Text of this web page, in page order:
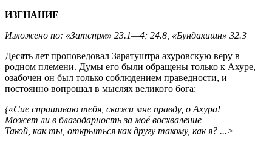
ИЗГНАНИЕ
Изложено по: «Затспрм» 23.1—4; 24.8, «Бундахишн» 32.3
Десять лет проповедовал Заратуштра ахуровскую веру в
родном племени. Думы его были обращены только к Ахуре,
озабочен он был только соблюдением праведности, и
постоянно вопрошал в мыслях великого бога:
{«Сие спрашиваю тебя, скажи мне правду, о Ахура!
Может ли в благодарность за моё восхваление
Такой, как ты, открыться как другу такому, как я? ...>